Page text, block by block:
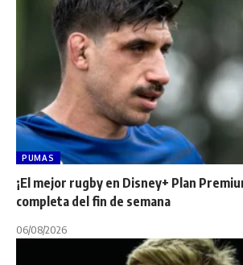
PUMAS
¡El mejor rugby en Disney+ Plan
completa del fin de semana
06/08/2026